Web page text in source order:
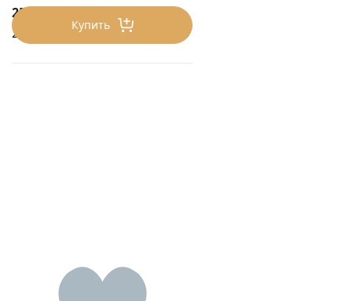
Купить
250
2500 ₽/кг